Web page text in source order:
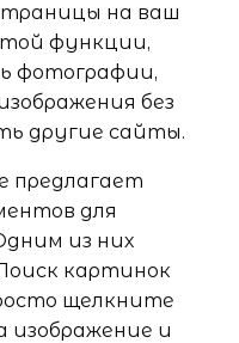
на ваш
функции,
фотографии,
без
другие сайты.
предлагает
для
из них
картинок
щелкните
изображение и